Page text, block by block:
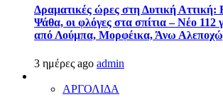
Δραματικές ώρες στη Δυτική Αττική:
Ψάθα, οι φλόγες στα σπίτια – Νέο 112
από Λούμπα, Μορφέικα, Άνω
3 ημέρες ago admin
ΑΡΓΟΛΙΔΑ